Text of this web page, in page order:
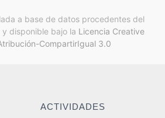
a base de datos procedentes del
y disponible bajo la Licencia Creative
CompartirIgual 3.0
ACTIVIDADES